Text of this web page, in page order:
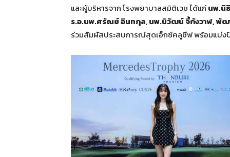
และผู้บริหารจาก โรงพยาบาลสมิติเวช ได้แก่นพ.นิ
ร.อ.นพ.ศรัณย์ อินทกุล,นพ.นิวัฒน์ จี้กังวาฬ, พัฒ
ร่วมสัมผัสประสบการณ์สุดเอ็กซ์คลูซีฟ พร้อมแบ่ง